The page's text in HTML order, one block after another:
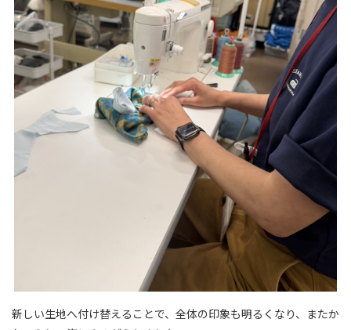
新しい生地へ付け替えることで、全体の印象も明るくなり、またか